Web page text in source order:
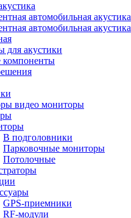
автомобильная акустика
автомобильная акустика
для акустики
компоненты
видео мониторы
В подголовники
Парковочные мониторы
Потолочные
GPS-приемники
RF-модули